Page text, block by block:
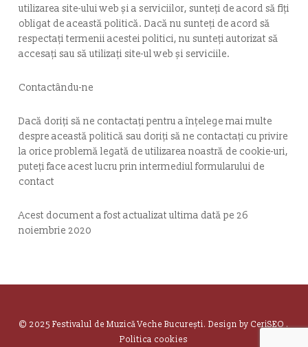
utilizarea site-ului web și a serviciilor, sunteți de acord să fiți
obligat de această politică. Dacă nu sunteți de acord să
respectați termenii acestei politici, nu sunteți autorizat să
accesați sau să utilizați site-ul web și serviciile.
Contactându-ne
Dacă doriți să ne contactați pentru a înțelege mai multe
despre această politică sau doriți să ne contactați cu privire
la orice problemă legată de utilizarea noastră de cookie-uri,
puteți face acest lucru prin intermediul formularului de
contact
Acest document a fost actualizat ultima dată pe 26
noiembrie 2020
© 2025 Festivalul de Muzică Veche București. Design by CeriSEO.
Politica cookies